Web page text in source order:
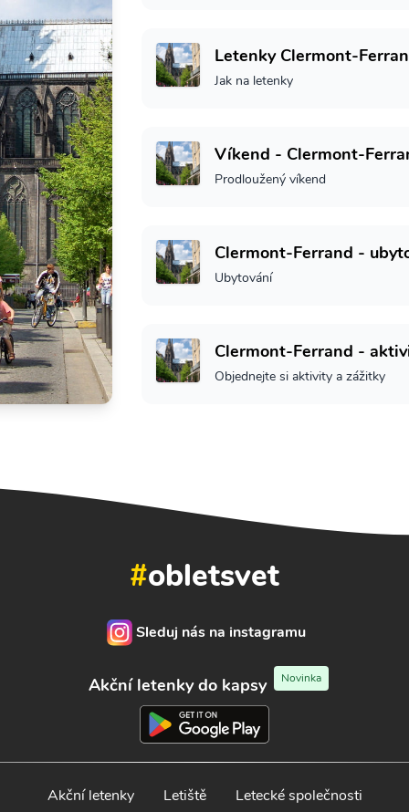
Letenky Clermont-
Jak na letenky
Víkend - Clermont-
Prodloužený víkend
Clermont-Ferrand -
Ubytování
Clermont-Ferrand -
Objednejte si aktivity a zážitky
#obletsvet
Sleduj nás na instagramu
Akční letenky do kapsy Novinka
Akční letenky Letiště Letecké společnosti